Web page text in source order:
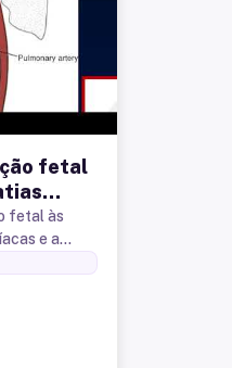
fetal
fetal às
e a